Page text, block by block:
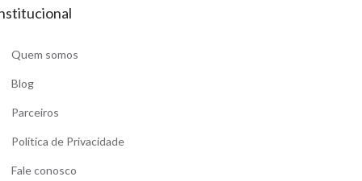
Quem somos
Blog
Parceiros
Política de Privacidade
Fale conosco